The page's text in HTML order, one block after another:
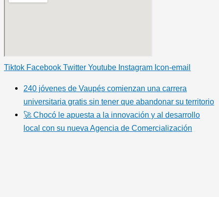
Tiktok Facebook Twitter Youtube Instagram Icon-email
240 jóvenes de Vaupés comienzan una carrera
universitaria gratis sin tener que abandonar su territorio
🚀 Chocó le apuesta a la innovación y al desarrollo
local con su nueva Agencia de Comercialización